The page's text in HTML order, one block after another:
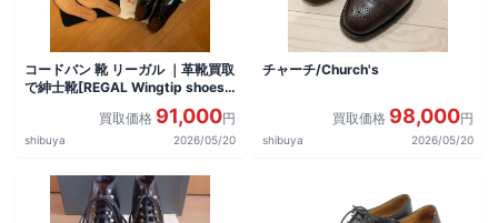
コードバン 靴 リーガル ｜革靴買取
で紳士靴[REGAL Wingtip shoes]
買取価格 91,000円
shibuya 2026/05/20
チャーチ/Church's
買取価格 98,000円
shibuya 2026/05/20